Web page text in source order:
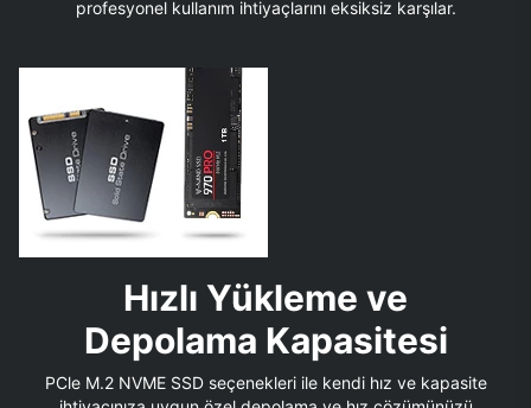
profesyonel kullanım ihtiyaçlarını eksiksiz karşılar.
Hızlı Yükleme ve
Depolama Kapasitesi
PCle M.2 NVME SSD seçenekleri ile kendi hız ve kapasite